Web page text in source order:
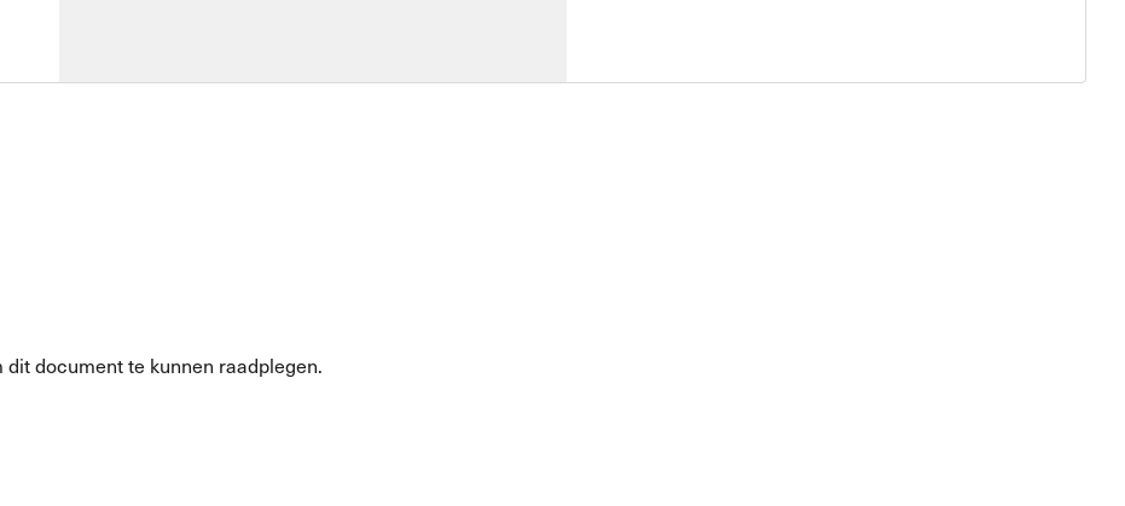
dit document te kunnen raadplegen.